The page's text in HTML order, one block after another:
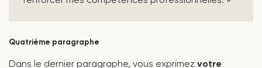
Quatrième paragraphe
Dans le dernier paragraphe, vous exprimez votre